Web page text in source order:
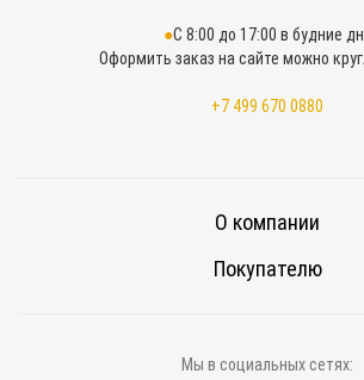
С 8:00 до 17:00 в будние
Оформить заказ на сайте можно
+7 499 670 0880
О компании
Покупателю
Мы в социальных сетях: